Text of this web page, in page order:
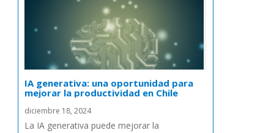
IA generativa: una oportunidad para
mejorar la productividad en Chile
diciembre 18, 2024
La IA generativa puede mejorar la